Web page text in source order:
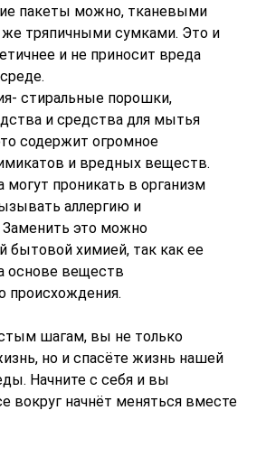
пакеты можно, тканевыми
тряпичными сумками. Это и
и не приносит вреда
стиральные порошки,
и средства для мытья
содержит огромное
и вредных веществ.
проникать в организм
аллергию и
Заменить это можно
бытовой химией, так как ее
основе веществ
происхождения.
шагам, вы не только
но и спасёте жизнь нашей
Начните с себя и вы
вокруг начнёт меняться вместе